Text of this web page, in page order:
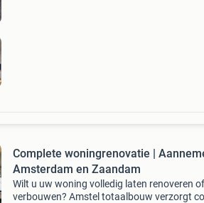
Complete woningrenovatie |
Amsterdam en Zaandam
Wilt u uw woning volledig laten renoveren of
verbouwen? Amstel totaalbouw verzorgt